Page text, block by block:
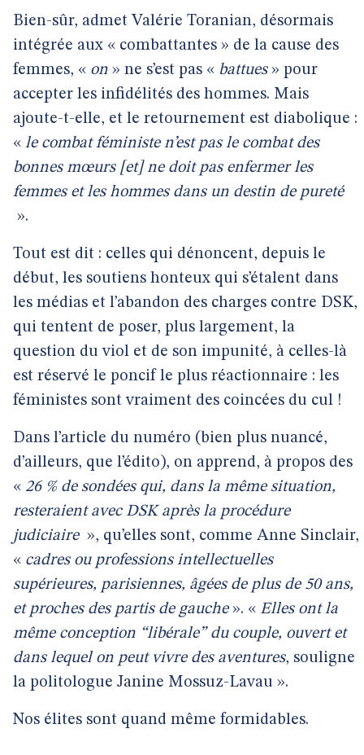
Bien-sûr, admet Valérie Toranian, désormais
intégrée aux « combattantes » de la cause des
femmes, « on » ne s’est pas « battues» pour
accepter les infidélités des hommes. Mais
ajoute-t-elle, et le retournement est diabolique :
« le combat féministe n’est pas le combat des
bonnes mœurs [et] ne doit pas enfermer les
femmes et les hommes dans un destin de pureté
».
Tout est dit : celles qui dénoncent, depuis le
début, les soutiens honteux qui s’étalent dans
les médias et l’abandon des charges contre DSK,
qui tentent de poser, plus largement, la
question du viol et de son impunité, à celles-là
est réservé le poncif le plus réactionnaire : les
féministes sont vraiment des coincées du cul !
Dans l’article du numéro (bien plus nuancé,
d’ailleurs, que l’édito), on apprend, à propos des
« 26 % de sondées qui, dans la même situation,
resteraient avec DSK après la procédure
judiciaire », qu’elles sont, comme Anne Sinclair,
« cadres ou professions intellectuelles
supérieures, parisiennes, âgées de plus de 50 ans,
et proches des partis de gauche». « Elles ont la
même conception “libérale” du couple, ouvert et
dans lequel on peut vivre des aventures, souligne
la politologue Janine Mossuz-Lavau ».
Nos élites sont quand même formidables.